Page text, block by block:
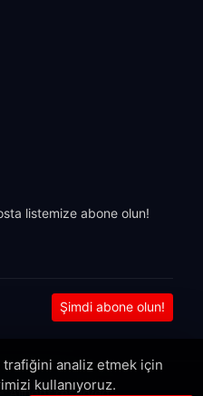
listemize abone olun!
Şimdi abone olun!
Allright reserved.
analiz etmek için
kullanıyoruz.